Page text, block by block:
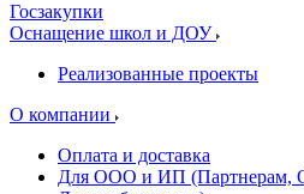
Госзакупки
Оснащение школ и ДОУ
Реализованные проекты
О компании
Оплата и доставка
Для ООО и ИП (Партнерам,